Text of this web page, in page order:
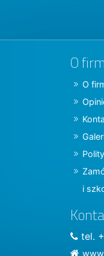
O
O
i
tel.